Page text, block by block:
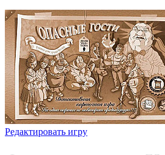
Редактировать игру